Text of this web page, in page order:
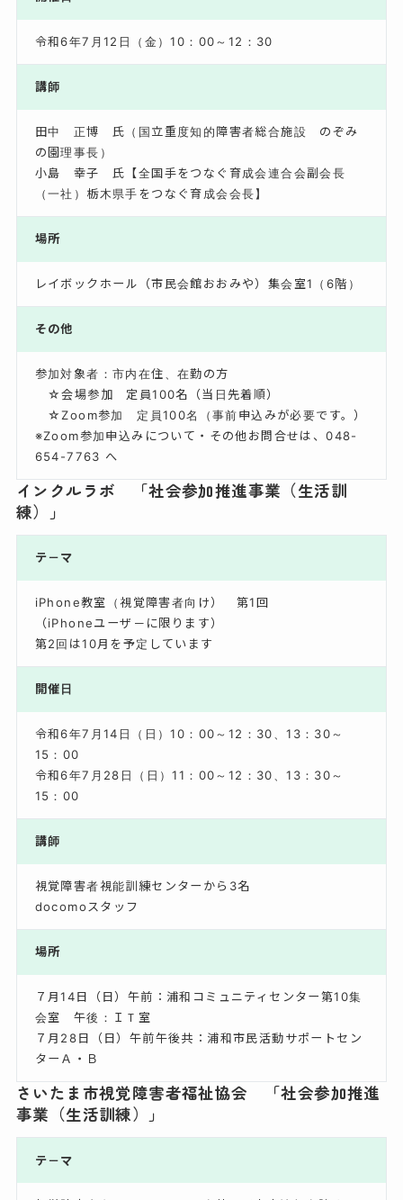
令和6年7月12日（金）10：00～12：30
講師
田中 正博 氏（国立重度知的障害者総合施設 のぞみ
の園理事長）
小島 幸子 氏【全国手をつなぐ育成会連合会副会長
（一社）栃木県手をつなぐ育成会会長】
場所
レイボックホール（市民会館おおみや）集会室1（6階）
その他
参加対象者：市内在住、在勤の方
☆会場参加 定員100名（当日先着順）
☆Zoom参加 定員100名（事前申込みが必要です。）
※Zoom参加申込みについて・その他お問合せは、048-
654-7763 へ
インクルラボ 「社会参加推進事業（生活訓
練）」
テ－マ
iPhone教室（視覚障害者向け） 第1回
（iPhoneユーザ－に限ります）
第2回は10月を予定しています
開催日
令和6年7月14日（日）10：00～12：30、13：30～
15：00
令和6年7月28日（日）11：00～12：30、13：30～
15：00
講師
視覚障害者視能訓練センターから3名
docomoスタッフ
場所
７月14日（日）午前：浦和コミュニティセンター第10集
会室 午後：ＩＴ室
７月28日（日）午前午後共：浦和市民活動サポートセン
ターＡ・Ｂ
さいたま市視覚障害者福祉協会 「社会参加推進
事業（生活訓練）」
テ－マ